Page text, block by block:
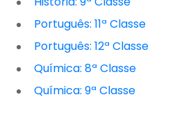
Português: 11ª Classe
Português: 12ª Classe
Química: 8ª Classe
Química: 9ª Classe